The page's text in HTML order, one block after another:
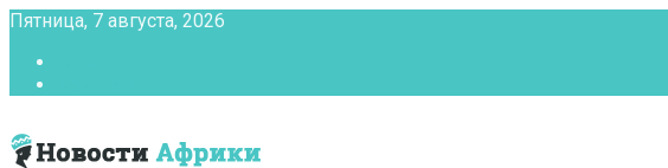
Пятница, 7 августа, 2026